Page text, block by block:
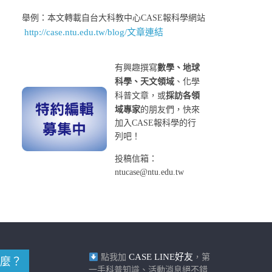
舉例：本文轉載自台大科教中心CASE報科學網站
http://case.ntu.edu.tw/blog/文章連結
有興趣撰寫數學、地球
科學、天文領域 、化學
科普文章，或採訪各領
域專家的朋友們，快來
加入CASE報科學的行
列吧！
投稿信箱：
ntucase@ntu.edu.tw
？ 點我加 CASE LINE好友 ，第
一手科普知識、活動消息絕不錯